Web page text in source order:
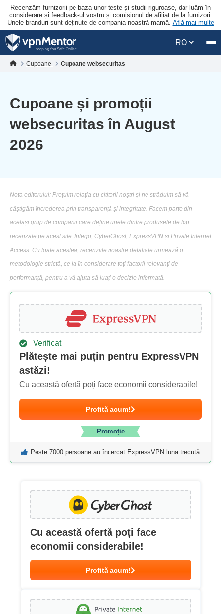
Recenzăm furnizorii pe baza unor teste și studii riguroase, dar luăm în
considerare și feedback-ul vostru și comisionul de afiliat de la furnizori.
Unele branduri sunt deținute de compania noastră-mamă. Află mai multe
RO
Cupoane Cupoane websecuritas
Cupoane și promoții
websecuritas în August
2026
Nota editorului: Prețuim relația cu cititorii noștri și ne străduim să vă
câștigăm încrederea prin transparență și integritate. Facem parte din
același grup de companii care deține unele dintre produsele de top
recenzate pe acest site: Intego, CyberGhost, ExpressVPN și Private Internet
Access. Cu toate acestea, recenziile noastre detaliate urmează o
metodologie strictă, ce ia în considerare toți factorii relevanți de
performanță, pentru a vă ajuta să luați o decizie informată.
Verificat
Plătește mai puțin pentru ExpressVPN
astăzi!
Cu această ofertă poți face economii considerabile!
Profită acum!
Promoție
Peste 7000 persoane au încercat ExpressVPN luna trecută
Cu această ofertă poți face
economii considerabile!
Profită acum!